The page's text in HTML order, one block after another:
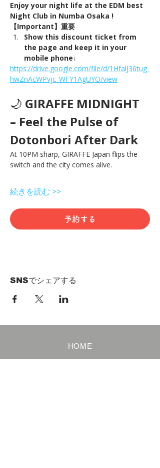
Enjoy your night life at the EDM best
Night Club in Numba Osaka !
【Important】重要
Show this discount ticket from
the page and keep it in your
mobile phone↓
https://drive.google.com/file/d/1HfalJ36tug_
hwZnAcWPvjc_WFY1AgUYO/view
🌙 GIRAFFE MIDNIGHT
– Feel the Pulse of
Dotonbori After Dark
At 10PM sharp, GIRAFFE Japan flips the
switch and the city comes alive.
続きを読む >>
予約する
SNSでシェアする
HOME